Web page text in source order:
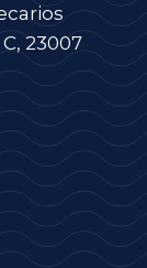
23007